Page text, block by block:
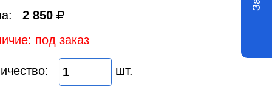
2 850
под заказ
шт.